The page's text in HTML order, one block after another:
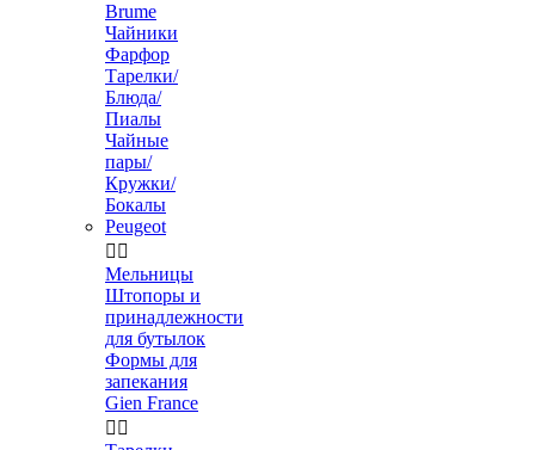
Brume
Чайники
Фарфор
Тарелки/
Блюда/
Пиалы
Чайные
пары/
Кружки/
Бокалы
Peugeot
 
Мельницы
Штопоры и
принадлежности
для бутылок
Формы для
запекания
Gien France
 